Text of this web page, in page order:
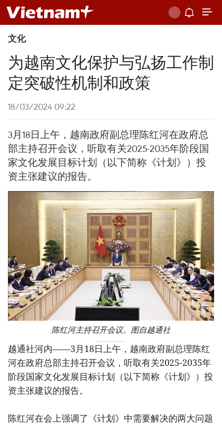
文化
为越南文化保护与弘扬工作制
定突破性机制和政策
18/03/2024 09:22
3月18日上午，越南政府副总理陈红河在政府总
部主持召开会议，听取有关2025-2035年阶段国
家文化发展目标计划（以下简称《计划》）投
资主张建议的报告。
陈红河主持召开会议。图自越通社
越通社河内——3月18日上午，越南政府副总理陈红
河在政府总部主持召开会议，听取有关2025-2035年
阶段国家文化发展目标计划（以下简称《计划》）投
资主张建议的报告。
陈红河在会上强调了《计划》中需要解决的两大问题